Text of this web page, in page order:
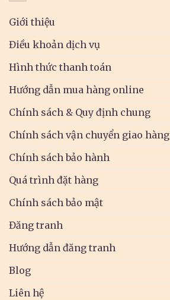
Giới thiệu
Điều khoản dịch vụ
Hình thức thanh toán
Hướng dẫn mua hàng online
Chính sách & Quy định chung
Chính sách vận chuyển giao hàng
Chính sách bảo hành
Quá trình đặt hàng
Chính sách bảo mật
Đăng tranh
Hướng dẫn đăng tranh
Blog
Liên hệ